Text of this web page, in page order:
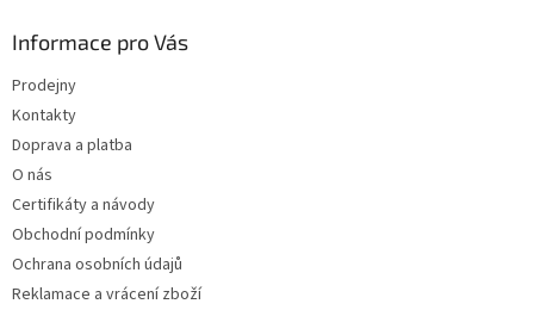
Informace pro Vás
Prodejny
Kontakty
Doprava a platba
O nás
Certifikáty a návody
Obchodní podmínky
Ochrana osobních údajů
Reklamace a vrácení zboží